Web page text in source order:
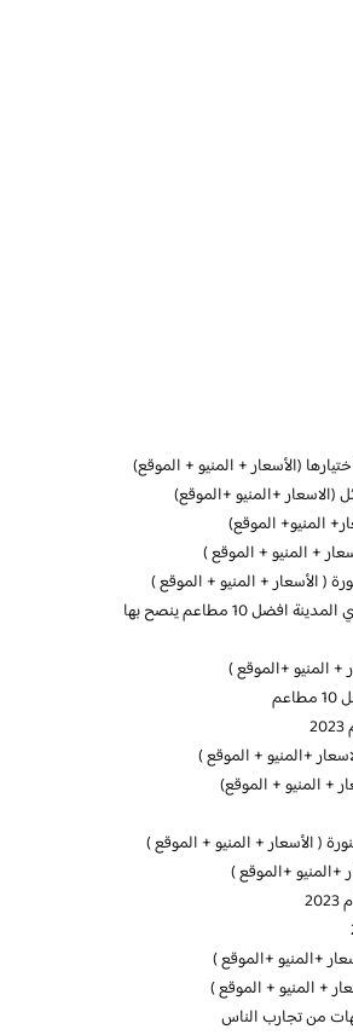
(الأسعار + المنيو + الموقع)
+المنيو +الموقع)
المنيو+ الموقع)
+ المنيو + الموقع )
( الأسعار + المنيو + الموقع )
10 مطاعم ينصح بها
المنيو +الموقع )
+المنيو + الموقع )
+ المنيو + الموقع)
( الأسعار + المنيو + الموقع )
+المنيو +الموقع )
+المنيو +الموقع )
+ المنيو + الموقع )
من تجارب الناس